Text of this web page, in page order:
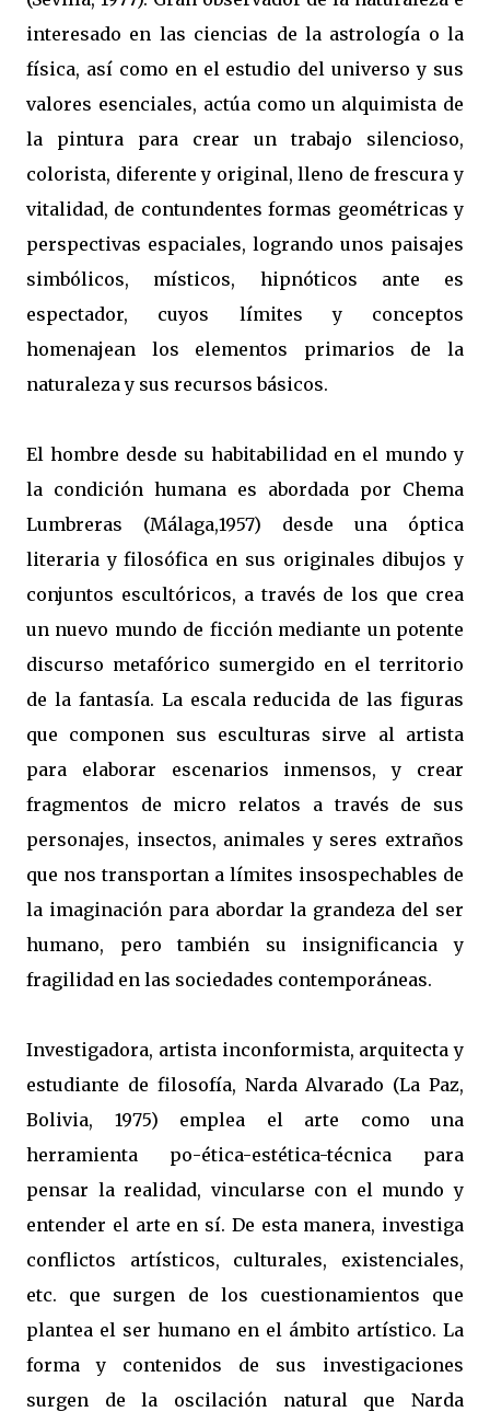
interesado en las ciencias de la astrología o la
física, así como en el estudio del universo y sus
valores esenciales, actúa como un alquimista de
la pintura para crear un trabajo silencioso,
colorista, diferente y original, lleno de frescura y
vitalidad, de contundentes formas geométricas y
perspectivas espaciales, logrando unos paisajes
simbólicos, místicos, hipnóticos ante es
espectador, cuyos límites y conceptos
homenajean los elementos primarios de la
naturaleza y sus recursos básicos.
El hombre desde su habitabilidad en el mundo y
la condición humana es abordada por Chema
Lumbreras (Málaga,1957) desde una óptica
literaria y filosófica en sus originales dibujos y
conjuntos escultóricos, a través de los que crea
un nuevo mundo de ficción mediante un potente
discurso metafórico sumergido en el territorio
de la fantasía. La escala reducida de las figuras
que componen sus esculturas sirve al artista
para elaborar escenarios inmensos, y crear
fragmentos de micro relatos a través de sus
personajes, insectos, animales y seres extraños
que nos transportan a límites insospechables de
la imaginación para abordar la grandeza del ser
humano, pero también su insignificancia y
fragilidad en las sociedades contemporáneas.
Investigadora, artista inconformista, arquitecta y
estudiante de filosofía, Narda Alvarado (La Paz,
Bolivia, 1975) emplea el arte como una
herramienta po-ética-estética-técnica para
pensar la realidad, vincularse con el mundo y
entender el arte en sí. De esta manera, investiga
conflictos artísticos, culturales, existenciales,
etc. que surgen de los cuestionamientos que
plantea el ser humano en el ámbito artístico. La
forma y contenidos de sus investigaciones
surgen de la oscilación natural que Narda